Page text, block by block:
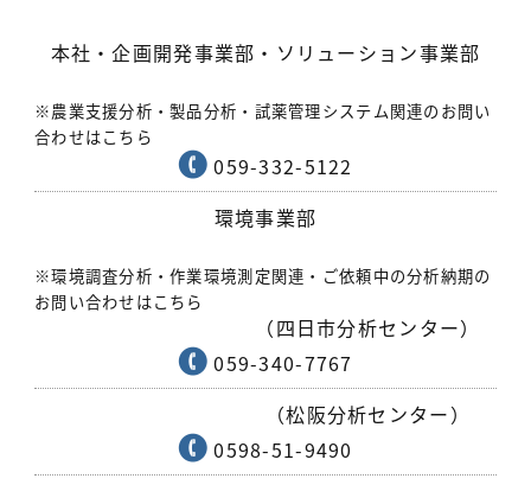
本社・企画開発事業部・ソリューション事業部
※農業支援分析・製品分析・試薬管理システム関連のお問い
合わせはこちら
059-332-5122
環境事業部
※環境調査分析・作業環境測定関連・ご依頼中の分析納期の
お問い合わせはこちら
（四日市分析センター）
059-340-7767
（松阪分析センター）
0598-51-9490